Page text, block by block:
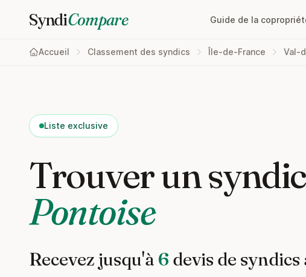
SyndiCompare Guide de la
Accueil Classement des syndics Île-de-France Val-
Liste exclusive
Trouver un
Pontoise
Recevez jusqu'à 6 devis de